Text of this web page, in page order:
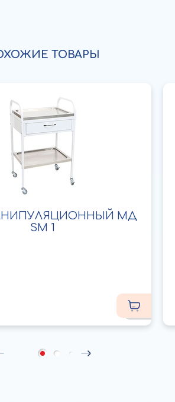
ТОВАРЫ
МД
SM 1